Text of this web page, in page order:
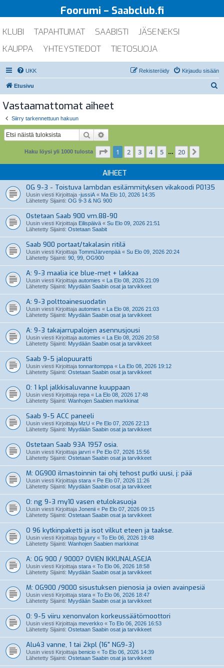
Foorumi – Saabclub.fi
KLUBI TAPAHTUMAT SAABISTI
JÄSENEKSI
KAUPPA
YHTEYSTIEDOT TIETOSUOJA
UKK Kirjaudu sisään
Rekisteröidy
Etusivu
Vastaamattomat aiheet
Siirry tarkennettuun hakuun
Etsi
Haku löysi yli 1000 tulosta Sivu /20
1 2 3 4 5 … 20
AIHEET
OG 9-3 - Toistuva lambdan esilämmityksen vikakoodi P0135
Uusin viesti Kirjoittaja -jussiA « Ma Elo 10, 2026 14:35
Lähetetty Sijainti: OG 9-3 & NG 900
Ostetaan Saab 900 vm.88-90
Uusin viesti Kirjoittaja Eilispäivä « Su Elo 09, 2026 21:51
Lähetetty Sijainti: Ostetaan Saabit
Saab 900 portaat/takalasin ritilä
Uusin viesti Kirjoittaja TommiJärvenpää « Su Elo 09, 2026 20:24
Lähetetty Sijainti: 90, 99, OG900
A: 9-3 maalia ice blue-met + lakkaa
Uusin viesti Kirjoittaja automies « La Elo 08, 2026 21:09
Lähetetty Sijainti: Myydään Saabin osat ja tarvikkeet
A: 9-3 polttoainesuodatin
Uusin viesti Kirjoittaja automies « La Elo 08, 2026 21:03
Lähetetty Sijainti: Myydään Saabin osat ja tarvikkeet
A: 9-3 takajarrupalojen asennusjousi
Uusin viesti Kirjoittaja automies « La Elo 08, 2026 20:58
Lähetetty Sijainti: Myydään Saabin osat ja tarvikkeet
Saab 9-5 jalopuuratti
Uusin viesti Kirjoittaja tonnaritomppa « La Elo 08, 2026 19:12
Lähetetty Sijainti: Ostetaan Saabin osat ja tarvikkeet
O: 1 kpl jalkkisaluvanne kuuppaan
Uusin viesti Kirjoittaja repa « La Elo 08, 2026 17:48
Lähetetty Sijainti: Wanhojen Saabien markkinat
Saab 9-5 ACC paneeli
Uusin viesti Kirjoittaja MzU « Pe Elo 07, 2026 22:13
Lähetetty Sijainti: Myydään Saabin osat ja tarvikkeet
Ostetaan Saab 93A 1957 osia.
Uusin viesti Kirjoittaja jarvri « Pe Elo 07, 2026 15:56
Lähetetty Sijainti: Ostetaan Saabin osat ja tarvikkeet
M: OG900 ilmastoinnin tai ohj tehost putki uusi, j: pää
Uusin viesti Kirjoittaja stara « Pe Elo 07, 2026 11:26
Lähetetty Sijainti: Myydään Saabin osat ja tarvikkeet
O: ng 9-3 my10 vasen etulokasuoja
Uusin viesti Kirjoittaja Jonenii « Pe Elo 07, 2026 09:15
Lähetetty Sijainti: Ostetaan Saabin osat ja tarvikkeet
O 96 kytkinpaketti ja isot vilkut eteen ja taakse.
Uusin viesti Kirjoittaja bgyury « To Elo 06, 2026 19:48
Lähetetty Sijainti: Wanhojen Saabien markkinat
A: OG 900 / 9000? OVIEN IKKUNALASEJA
Uusin viesti Kirjoittaja stara « To Elo 06, 2026 18:58
Lähetetty Sijainti: Myydään Saabin osat ja tarvikkeet
M: OG900 /9000 sisustuksen pienosia ja ovien avainpesiä
Uusin viesti Kirjoittaja stara « To Elo 06, 2026 18:47
Lähetetty Sijainti: Myydään Saabin osat ja tarvikkeet
O: 9-5 viiru xenonvalon korkeussäätömoottori
Uusin viesti Kirjoittaja meverkko « To Elo 06, 2026 16:53
Lähetetty Sijainti: Ostetaan Saabin osat ja tarvikkeet
Alu43 vanne, 1 tai 2kpl (16" NG9-3)
Uusin viesti Kirjoittaja benicio « To Elo 06, 2026 14:39
Lähetetty Sijainti: Ostetaan Saabin osat ja tarvikkeet